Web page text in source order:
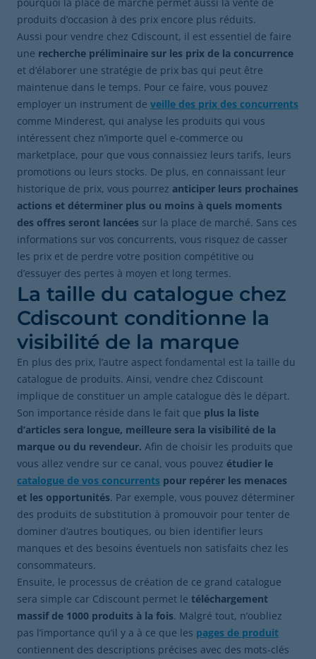
produits d’occasion à des prix encore plus réduits.
Aussi pour vendre chez Cdiscount, il est essentiel de faire
une recherche préliminaire sur les prix de la concurrence
et d’élaborer une stratégie de prix bas qui peut être
maintenue dans le temps. Pour ce faire, vous pouvez
employer un instrument de veille des prix des concurrents
comme Minderest, qui analyse les produits qui vous
intéressent chez n’importe quel e-commerce ou
marketplace, pour que vous connaissiez leurs tarifs, leurs
promotions ou leurs stocks. De plus, en connaissant leur
historique de prix, vous pourrez anticiper leurs prochaines
actions et déterminer plus ou moins à quels moments
des offres seront lancées sur la place de marché. Sans ces
informations sur vos concurrents, vous risquez de casser
les prix et de perdre votre position compétitive ou
d’essuyer des pertes à moyen et long termes.
La taille du catalogue chez
Cdiscount conditionne la
visibilité de la marque
En plus des prix, l’autre aspect fondamental est la taille du
catalogue de produits. Ainsi, vendre chez Cdiscount
implique de constituer un ample catalogue dès le départ.
Son importance réside dans le fait que plus la liste
d’articles sera longue, meilleure sera la visibilité de la
marque ou du revendeur. Afin de choisir les produits que
vous allez vendre sur ce canal, vous pouvez étudier le
catalogue de vos concurrents pour repérer les menaces
et les opportunités. Par exemple, vous pouvez déterminer
des produits de substitution à promouvoir pour tenter de
dominer d’autres boutiques, ou bien identifier leurs
manques et des besoins éventuels non satisfaits chez les
consommateurs.
Ensuite, le processus de création de ce grand catalogue
sera simple car Cdiscount permet le téléchargement
massif de 1000 produits à la fois. Malgré tout, n’oubliez
pas l’importance qu’il y a à ce que les pages de produit
contiennent des descriptions précises avec des mots-clés